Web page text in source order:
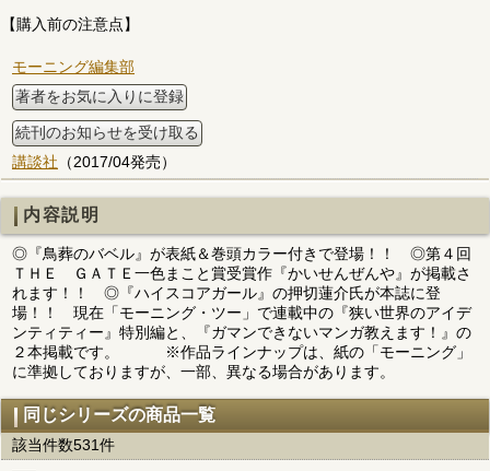
【購入前の注意点】
モーニング編集部
著者をお気に入りに登録
続刊のお知らせを受け取る
講談社 （2017/04発売）
内容説明
◎『鳥葬のバベル』が表紙＆巻頭カラー付きで登場！！ ◎第４回
ＴＨＥ ＧＡＴＥ一色まこと賞受賞作『かいせんぜんや』が掲載さ
れます！！ ◎『ハイスコアガール』の押切蓮介氏が本誌に登
場！！ 現在「モーニング・ツー」で連載中の『狭い世界のアイデ
ンティティー』特別編と、『ガマンできないマンガ教えます！』の
２本掲載です。 ※作品ラインナップは、紙の「モーニング」
に準拠しておりますが、一部、異なる場合があります。
同じシリーズの商品一覧
該当件数531件